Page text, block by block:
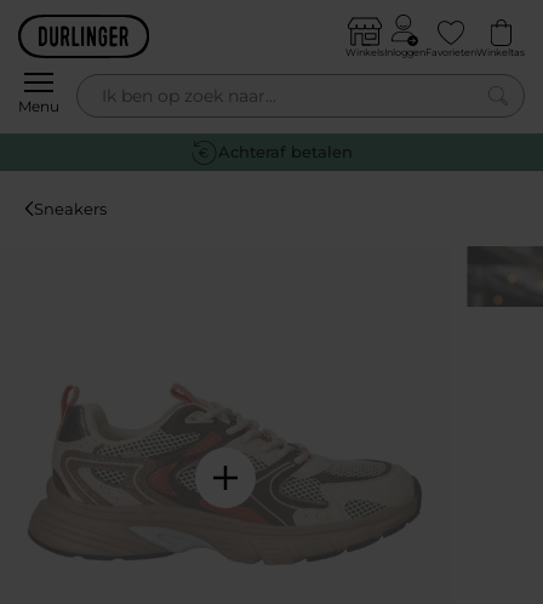
Skip to content
Menu
WinkelsInloggenFavorietenWinkeltas
0
Gratis retourneren
Sneakers